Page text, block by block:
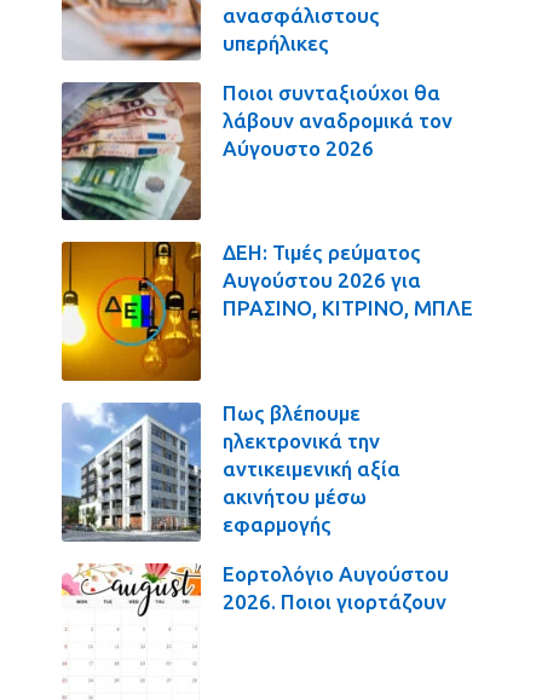
ανασφάλιστους
υπερήλικες
Ποιοι συνταξιούχοι θα
λάβουν αναδρομικά τον
Αύγουστο 2026
ΔΕΗ: Τιμές ρεύματος
Αυγούστου 2026 για
ΠΡΑΣΙΝΟ, ΚΙΤΡΙΝΟ, ΜΠΛΕ
Πως βλέπουμε
ηλεκτρονικά την
αντικειμενική αξία
ακινήτου μέσω
εφαρμογής
Εορτολόγιο Αυγούστου
2026. Ποιοι γιορτάζουν